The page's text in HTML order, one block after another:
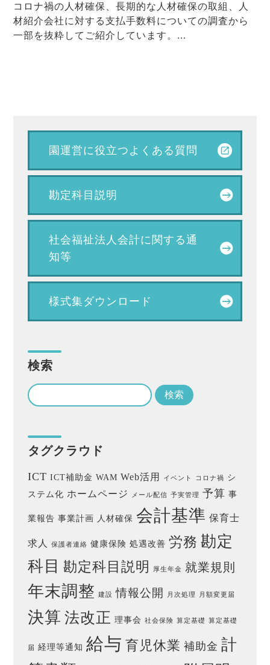
コロナ禍の人材確保、長期的な人材確保の取組、人
材紹介会社に対する支払手数料についての調査から
一部を抜粋してご紹介しています。...
園運営に役立つ よくある質問
勘定科目説明
社会福祉法人会計に関する通
知等
様式集ダウンロード
検索
タグクラウド
ICT ICT補助金 WAM Web活用 イベント コロナ禍
シ
ステム化 ホームページ メール配信 予実管理 予算 事
業報告 事業計画 人材確保 会計基準 保育士
求人 保護者連絡 健康保険 処遇改善 労務 勘定
科目 勘定科目説明 厚生年金 就業規則
年末調整 建設 情報公開 月次処理 月額変更届
決算 法改正 理事会 社会保険 算定基礎 算定基礎
届 経理等通知 給与 育児休業 補助金 計